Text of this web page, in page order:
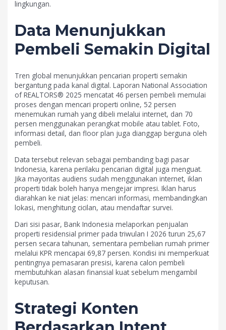
lingkungan.
Data Menunjukkan
Pembeli Semakin Digital
Tren global menunjukkan pencarian properti semakin
bergantung pada kanal digital. Laporan National Association
of REALTORS® 2025 mencatat 46 persen pembeli memulai
proses dengan mencari properti online, 52 persen
menemukan rumah yang dibeli melalui internet, dan 70
persen menggunakan perangkat mobile atau tablet. Foto,
informasi detail, dan floor plan juga dianggap berguna oleh
pembeli.
Data tersebut relevan sebagai pembanding bagi pasar
Indonesia, karena perilaku pencarian digital juga menguat.
Jika mayoritas audiens sudah menggunakan internet, iklan
properti tidak boleh hanya mengejar impresi. Iklan harus
diarahkan ke niat jelas: mencari informasi, membandingkan
lokasi, menghitung cicilan, atau mendaftar survei.
Dari sisi pasar, Bank Indonesia melaporkan penjualan
properti residensial primer pada triwulan I 2026 turun 25,67
persen secara tahunan, sementara pembelian rumah primer
melalui KPR mencapai 69,87 persen. Kondisi ini memperkuat
pentingnya pemasaran presisi, karena calon pembeli
membutuhkan alasan finansial kuat sebelum mengambil
keputusan.
Strategi Konten